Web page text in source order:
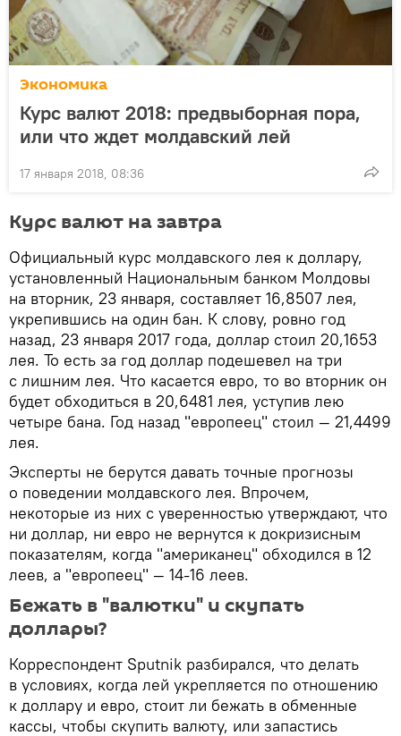
Экономика
Курс валют 2018: предвыборная пора,
или что ждет молдавский лей
17 января 2018, 08:36
Курс валют на завтра
Официальный курс молдавского лея к доллару,
установленный Национальным банком Молдовы
на вторник, 23 января, составляет 16,8507 лея,
укрепившись на один бан. К слову, ровно год
назад, 23 января 2017 года, доллар стоил 20,1653
лея. То есть за год доллар подешевел на три
с лишним лея. Что касается евро, то во вторник он
будет обходиться в 20,6481 лея, уступив лею
четыре бана. Год назад "европеец" стоил — 21,4499
лея.
Эксперты не берутся давать точные прогнозы
о поведении молдавского лея. Впрочем,
некоторые из них с уверенностью утверждают, что
ни доллар, ни евро не вернутся к докризисным
показателям, когда "американец" обходился в 12
леев, а "европеец" — 14-16 леев.
Бежать в "валютки" и скупать
доллары?
Корреспондент Sputnik разбирался, что делать
в условиях, когда лей укрепляется по отношению
к доллару и евро, стоит ли бежать в обменные
кассы, чтобы скупить валюту, или запастись